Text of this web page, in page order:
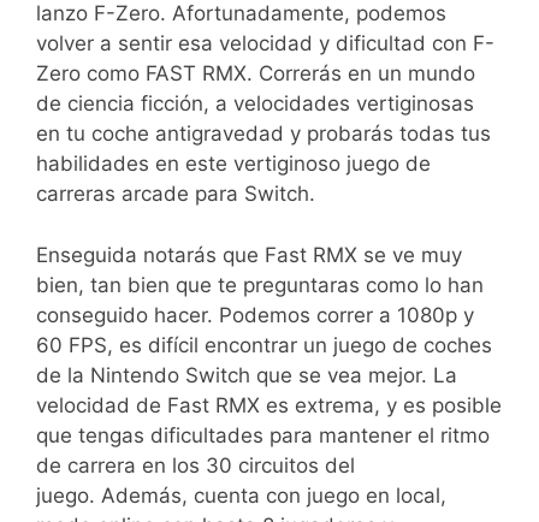
lanzo F-Zero. Afortunadamente, podemos
volver a sentir esa velocidad y dificultad con F-
Zero como FAST RMX. Correrás en un mundo
de ciencia ficción, a velocidades vertiginosas
en tu coche antigravedad y probarás todas tus
habilidades en este vertiginoso juego de
carreras arcade para Switch.
Enseguida notarás que Fast RMX se ve muy
bien, tan bien que te preguntaras como lo han
conseguido hacer. Podemos correr a 1080p y
60 FPS, es difícil encontrar un juego de coches
de la Nintendo Switch que se vea mejor. La
velocidad de Fast RMX es extrema, y es posible
que tengas dificultades para mantener el ritmo
de carrera en los 30 circuitos del
juego. Además, cuenta con juego en local,